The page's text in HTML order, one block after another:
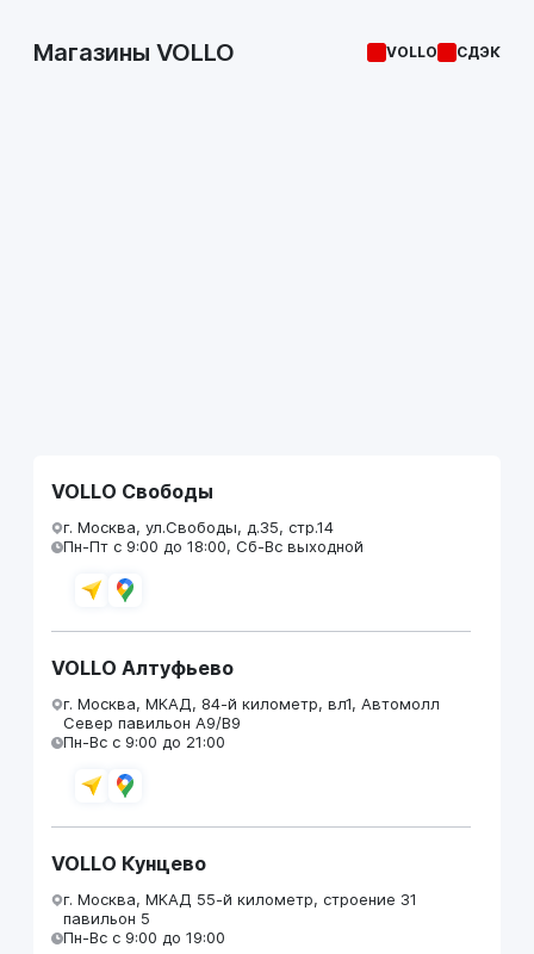
Магазины VOLLO VOLLO СДЭК
VOLLO Свободы
г. Москва, ул.Свободы, д.35, стр.14
Пн-Пт с 9:00 до 18:00, Сб-Вс выходной
VOLLO Алтуфьево
г. Москва, МКАД, 84-й километр, вл1, Автомолл
Север павильон А9/В9
Пн-Вс с 9:00 до 21:00
VOLLO Кунцево
г. Москва, МКАД 55-й километр, строение 31
павильон 5
Пн-Вс с 9:00 до 19:00